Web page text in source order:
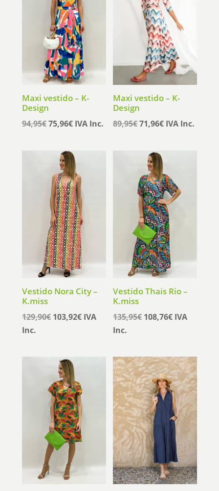
Maxi vestido – K-
Design
94,95€El
original
era:
94,95€.
75,96€El
es:
75,96€.
IVA Inc.
Maxi vestido – K-
Design
89,95€El
era:
89,95€.
71,96€El
71,96€.
IVA Inc.
Vestido Nora City –
K.miss
129,90€ El
129,90€.
103,92€ElIVA
Inc.
Vestido Thais Rio –
K.miss
135,95€ El
era:
135,95€.
108,76€El
es:
108,76€.
IVA
Inc.